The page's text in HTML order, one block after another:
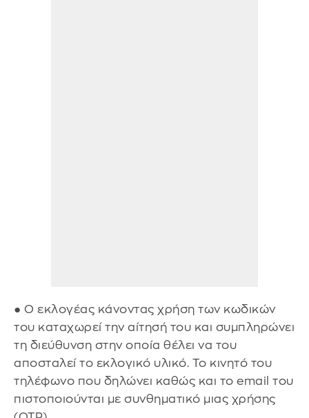
● Ο εκλογέας κάνοντας χρήση των κωδικών
του καταχωρεί την αίτησή του και συμπληρώνει
τη διεύθυνση στην οποία θέλει να του
αποσταλεί το εκλογικό υλικό. Το κινητό του
τηλέφωνο που δηλώνει καθώς και το email του
πιστοποιούνται με συνθηματικό μιας χρήσης